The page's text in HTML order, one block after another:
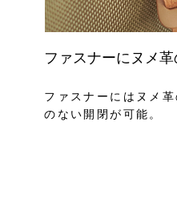
ファスナーにヌメ
ファスナーにはヌメ
のない開閉が可能。